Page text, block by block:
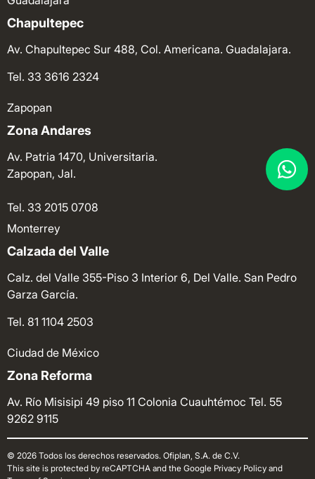
Chapultepec
Av. Chapultepec Sur 488, Col. Americana. Guadalajara.
Tel. 33 3616 2324
Zapopan
Zona Andares
Av. Patria 1470, Universitaria.
Zapopan, Jal.
Tel. 33 2015 0708
Monterrey
Calzada del Valle
Calz. del Valle 355-Piso 3 Interior 6, Del Valle. San Pedro
Garza García.
Tel. 81 1104 2503
Ciudad de México
Zona Reforma
Av. Río Misisipi 49 piso 11 Colonia Cuauhtémoc Tel. 55
9262 9115
© 2026 Todos los derechos reservados. Ofiplan, S.A. de C.V.
This site is protected by reCAPTCHA and the Google Privacy Policy and